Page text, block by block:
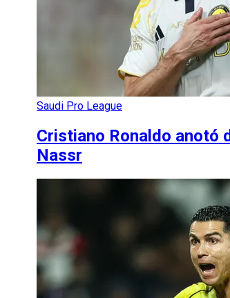
Saudi Pro League
Cristiano Ronaldo anotó
Nassr